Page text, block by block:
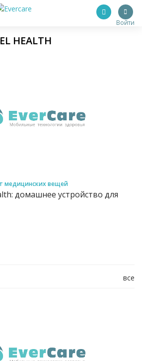
Войти
HEALTH
медицинских вещей
домашнее устройство для
все